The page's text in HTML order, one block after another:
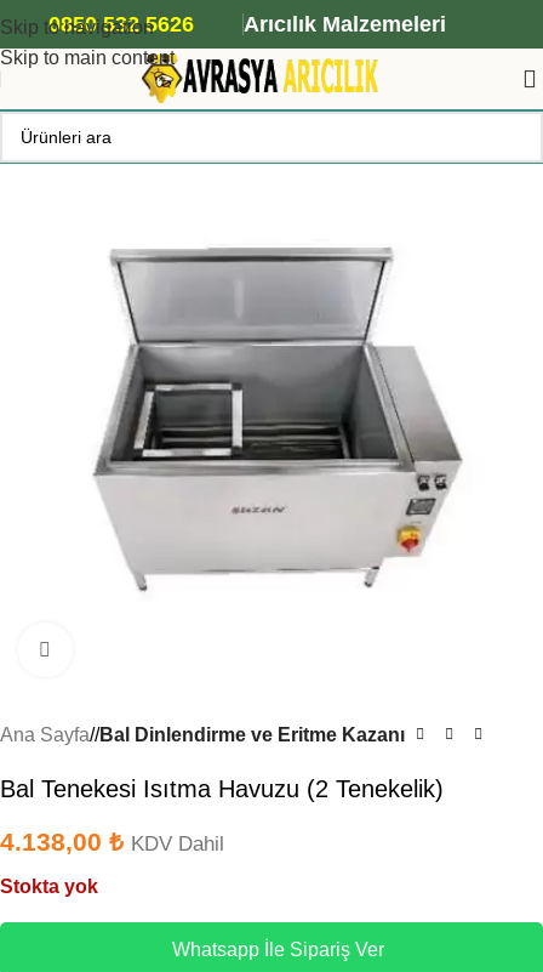
Skip to navigation
Skip to main content
ANA ARI SİPARİŞİ İÇİN TIKLAYIN
0850 532 5626 Arıcılık Malzemeleri
Ana Sayfa/ Bal Dinlendirme ve Eritme Kazanı
Bal Tenekesi Isıtma Havuzu (2 Tenekelik)
4.138,00 ₺ KDV Dahil
Stokta yok
Whatsapp İle Sipariş Ver